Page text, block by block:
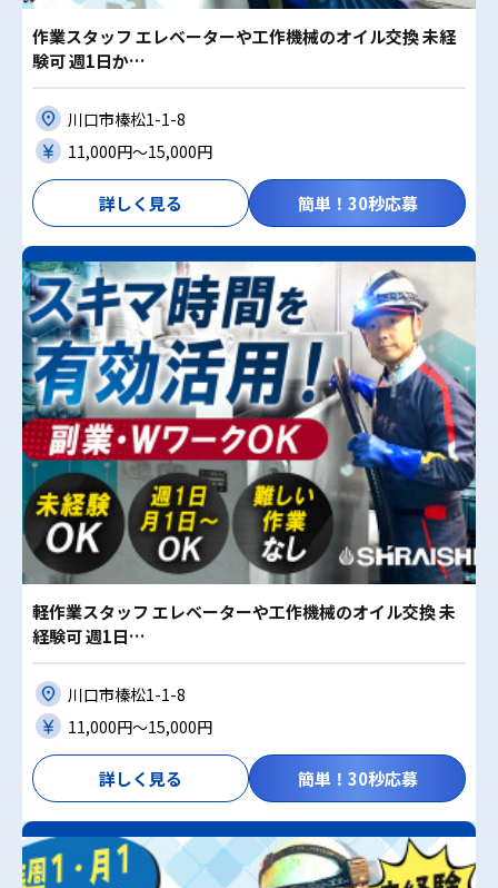
作業スタッフ エレベーターや工作機械のオイル交換 未経
験可 週1日か…
川口市榛松1-1-8
11,000円〜15,000円
詳しく見る 簡単！30秒応募
軽作業スタッフ エレベーターや工作機械のオイル交換 未
経験可 週1日…
川口市榛松1-1-8
11,000円〜15,000円
詳しく見る 簡単！30秒応募